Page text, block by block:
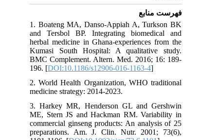
فهرست منابع
1. Boateng MA, Danso-Appiah A, Turkson BK
and Tersbol BP. Integrating biomedical and
herbal medicine in Ghana-experiences from the
Kumasi South Hospital: A qualitative study.
BMC Complement. Altern. Med. 2016; 16: 189-
196. [DOI:10.1186/s12906-016-1163-4
2. World Health Organization, WHO traditional
medicine strategy: 2014-2023.
3. Harkey MR, Henderson GL and Gershwin
ME, Stern JS and Hackman RM. Variability in
commercial ginseng products: An analysis of 25
preparations. Am. J. Clin. Nutr. 2001; 73(6),